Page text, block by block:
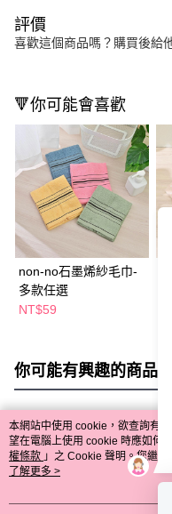
評價
喜歡這個商品嗎？購買後給
🔻你可能會喜歡
non-no石墨烯紗毛巾-
多款任選
NT$59
你可能有興趣的商品
熱門標籤
本網站中使用 cookie，欲查詢有
望在電腦上使用 cookie 時應如何
權條款 」之 Cookie 聲明。您繼
用條款之 Cookie 聲明使用 cookie
了解更多 >